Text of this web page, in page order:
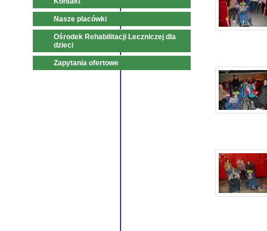
Nasze placówki
Ośrodek Rehabilitacji Leczniczej dla
dzieci
Zapytania ofertowe